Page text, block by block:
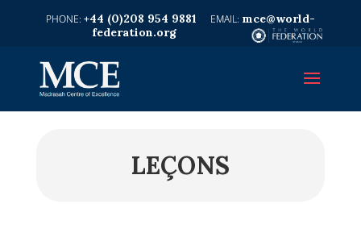
+44 (0)208 954 9881
mce@world-
federation.org
LEÇONS